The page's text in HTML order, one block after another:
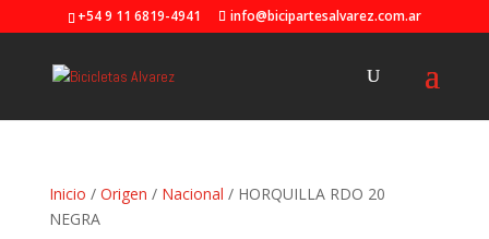
+54 9 11 6819-4941 info@bicipartesalvarez.com.ar
Inicio / Origen / Nacional / HORQUILLA RDO 20
NEGRA